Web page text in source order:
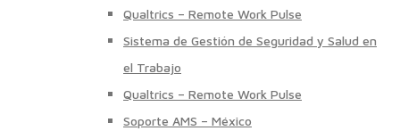
Qualtrics – Remote Work Pulse
Sistema de Gestión de Seguridad y Salud en
el Trabajo
Qualtrics – Remote Work Pulse
Soporte AMS – México